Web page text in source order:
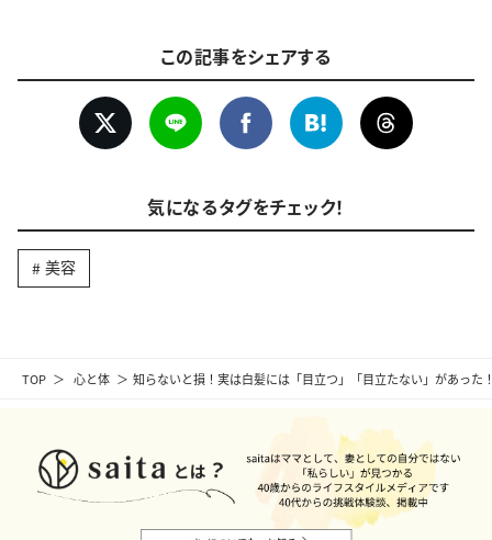
TOP 心と体 知らないと損！実は白髪には「目立つ」「目立たない」があっ
この記事をシェアする
気になるタグをチェック！
美容